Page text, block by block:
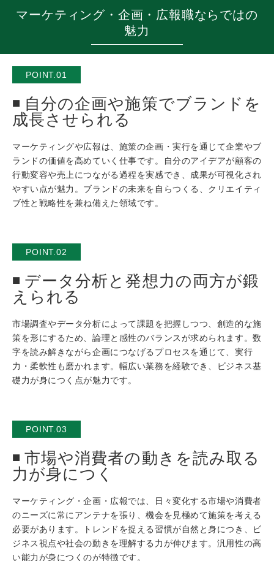
マーケティング・企画・広報職ならではの
魅力
POINT.01
自分の企画や施策でブランドを
成長させられる
マーケティングや広報は、施策の企画・実行を通じて企業やブ
ランドの価値を高めていく仕事です。自分のアイデアが顧客の
行動変容や売上につながる過程を実感でき、成果が可視化され
やすい点が魅力。ブランドの未来を自らつくる、クリエイティ
ブ性と戦略性を兼ね備えた領域です。
POINT.02
データ分析と発想力の両方が鍛
えられる
市場調査やデータ分析によって課題を把握しつつ、創造的な施
策を形にするため、論理と感性のバランスが求められます。数
字を読み解きながら企画につなげるプロセスを通じて、実行
力・柔軟性も磨かれます。幅広い業務を経験でき、ビジネス基
礎力が身につく点が魅力です。
POINT.03
市場や消費者の動きを読み取る
力が身につく
マーケティング・企画・広報では、日々変化する市場や消費者
のニーズに常にアンテナを張り、機会を見極めて施策を考える
必要があります。トレンドを捉える習慣が自然と身につき、ビ
ジネス視点や社会の動きを理解する力が伸びます。汎用性の高
い能力が身につくのが特徴です。